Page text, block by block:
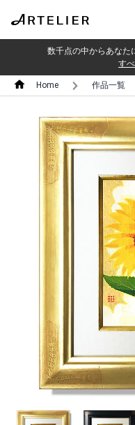
数千点の中からあなた
す
Home 作品一覧